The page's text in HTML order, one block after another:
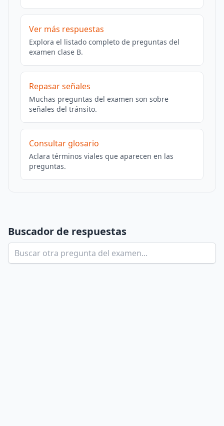
Ver más respuestas
Explora el listado completo de preguntas del
examen clase B.
Repasar señales
Muchas preguntas del examen son sobre
señales del tránsito.
Consultar glosario
Aclara términos viales que aparecen en las
preguntas.
Buscador de respuestas